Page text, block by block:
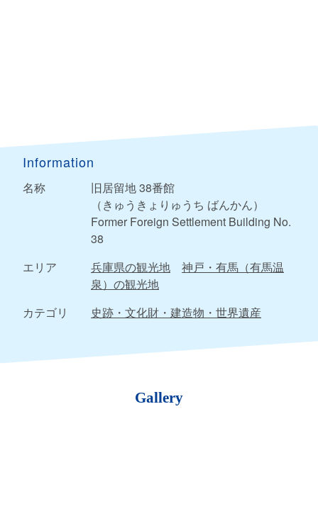
Information
名称
旧居留地 38番館
（きゅうきょりゅうち ばんかん）
Former Foreign Settlement Building No.
38
エリア
兵庫県の観光地
神戸・有馬（有馬温
泉）の観光地
カテゴリ
史跡・文化財・建造物・世界遺産
Gallery